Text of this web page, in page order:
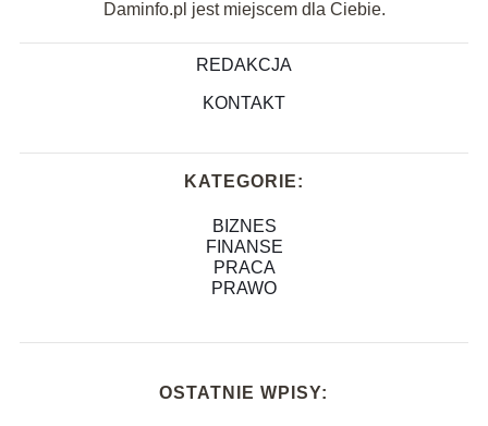
Daminfo.pl jest miejscem dla Ciebie.
REDAKCJA
KONTAKT
KATEGORIE:
BIZNES
FINANSE
PRACA
PRAWO
OSTATNIE WPISY: